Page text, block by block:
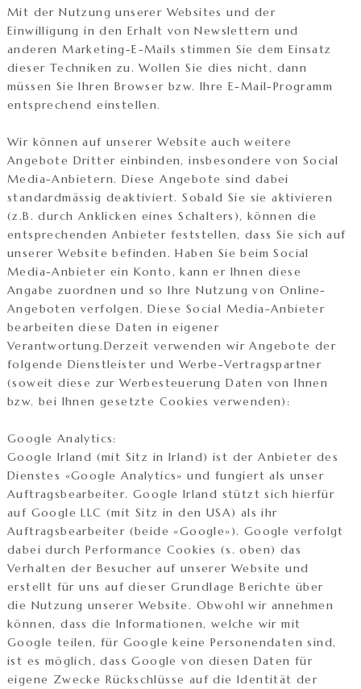
Mit der Nutzung unserer Websites und der
Einwilligung in den Erhalt von Newslettern und
anderen Marketing-E-Mails stimmen Sie dem Einsatz
dieser Techniken zu. Wollen Sie dies nicht, dann
müssen Sie Ihren Browser bzw. Ihre E-Mail-Programm
entsprechend einstellen.
Wir können auf unserer Website auch weitere
Angebote Dritter einbinden, insbesondere von Social
Media-Anbietern. Diese Angebote sind dabei
standardmässig deaktiviert. Sobald Sie sie aktivieren
(z.B. durch Anklicken eines Schalters), können die
entsprechenden Anbieter feststellen, dass Sie sich auf
unserer Website befinden. Haben Sie beim Social
Media-Anbieter ein Konto, kann er Ihnen diese
Angabe zuordnen und so Ihre Nutzung von Online-
Angeboten verfolgen. Diese Social Media-Anbieter
bearbeiten diese Daten in eigener
Verantwortung.Derzeit verwenden wir Angebote der
folgende Dienstleister und Werbe-Vertragspartner
(soweit diese zur Werbesteuerung Daten von Ihnen
bzw. bei Ihnen gesetzte Cookies verwenden):
Google Analytics:
Google Irland (mit Sitz in Irland) ist der Anbieter des
Dienstes «Google Analytics» und fungiert als unser
Auftragsbearbeiter. Google Irland stützt sich hierfür
auf Google LLC (mit Sitz in den USA) als ihr
Auftragsbearbeiter (beide «Google»). Google verfolgt
dabei durch Performance Cookies (s. oben) das
Verhalten der Besucher auf unserer Website und
erstellt für uns auf dieser Grundlage Berichte über
die Nutzung unserer Website. Obwohl wir annehmen
können, dass die Informationen, welche wir mit
Google teilen, für Google keine Personendaten sind,
ist es möglich, dass Google von diesen Daten für
eigene Zwecke Rückschlüsse auf die Identität der